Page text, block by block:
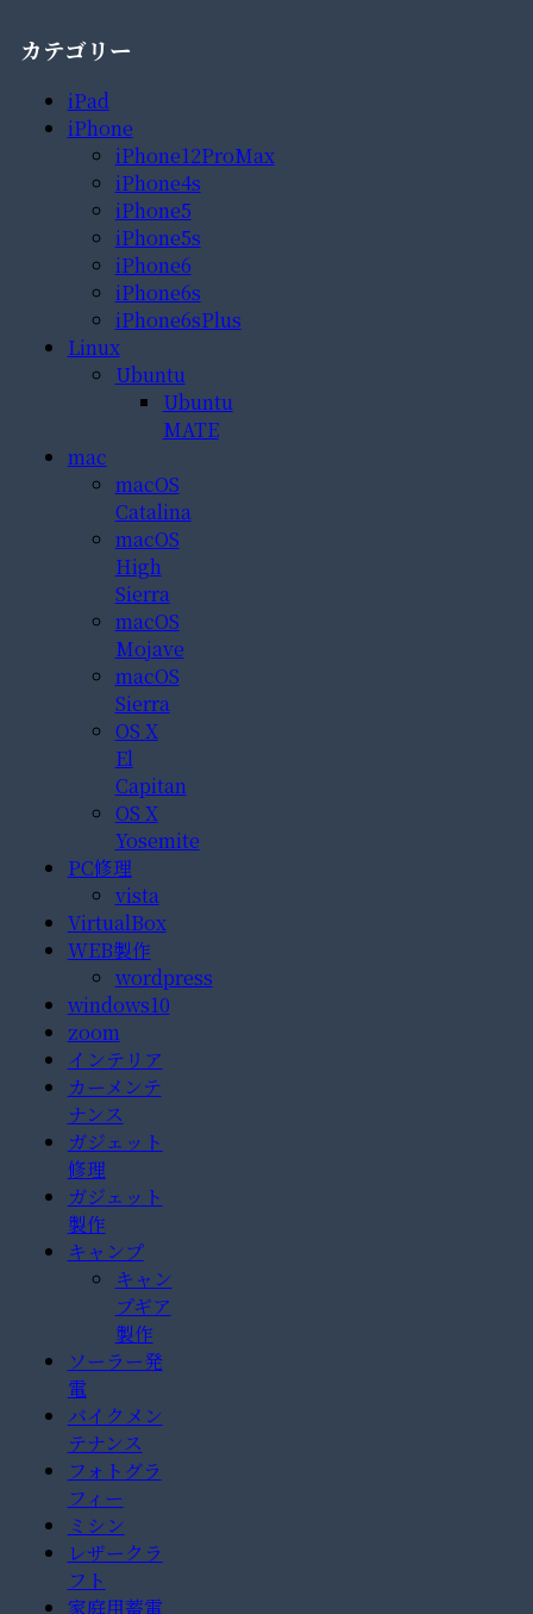
カテゴリー
iPad
iPhone
iPhone12ProMax
iPhone4s
iPhone5
iPhone5s
iPhone6
iPhone6s
iPhone6sPlus
Linux
Ubuntu
Ubuntu
MATE
mac
macOS
Catalina
macOS
High
Sierra
macOS
Mojave
macOS
Sierra
OS X
El
Capitan
OS X
Yosemite
PC修理
vista
VirtualBox
WEB製作
wordpress
windows10
zoom
インテリア
カーメンテ
ナンス
ガジェット
修理
ガジェット
製作
キャンプ
キャン
プギア
製作
ソーラー発
電
バイクメン
テナンス
フォトグラ
フィー
ミシン
レザークラ
フト
家庭用蓄電